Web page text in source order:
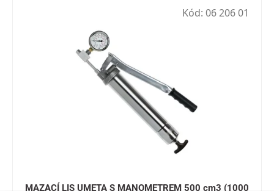
MAZACÍ LIS UMETA S MANOMETREM 500 cm3 (1000
Kód: 06 206 01